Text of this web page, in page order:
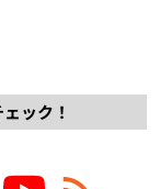
ック！